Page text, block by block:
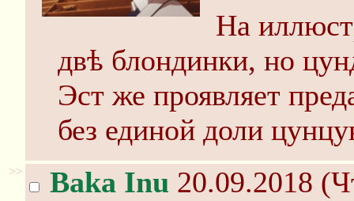
На
двѣ блондинки, но
Эст же проявляет
без единой доли
>> Baka Inu 20.09.2018